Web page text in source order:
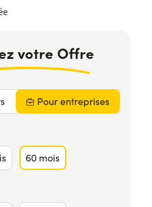
votre Offre
Pour entreprises
60 mois